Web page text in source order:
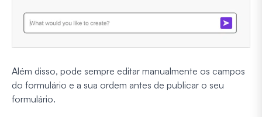
Além disso, pode sempre editar manualmente os campos
do formulário e a sua ordem antes de publicar o seu
formulário.